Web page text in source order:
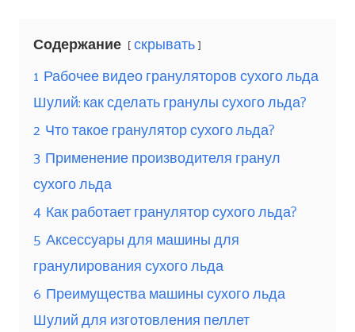
Содержание скрывать
1 Рабочее видео грануляторов сухого льда
Шулий: ​​как сделать гранулы сухого льда?
2 Что такое гранулятор сухого льда?
3 Применение производителя гранул
сухого льда
4 Как работает гранулятор сухого льда?
5 Аксессуары для машины для
гранулирования сухого льда
6 Преимущества машины сухого льда
Шулий для изготовления пеллет